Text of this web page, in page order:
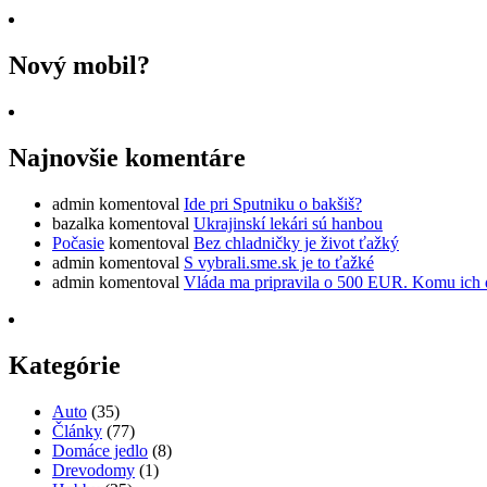
Nový mobil?
Najnovšie komentáre
admin komentoval Ide pri Sputniku o bakšiš?
bazalka komentoval Ukrajinskí lekári sú hanbou
Počasie komentoval Bez chladničky je život ťažký
admin komentoval S vybrali.sme.sk je to ťažké
admin komentoval Vláda ma pripravila o 500 EUR. Komu ich
Kategórie
Auto (35)
Články (77)
Domáce jedlo (8)
Drevodomy (1)